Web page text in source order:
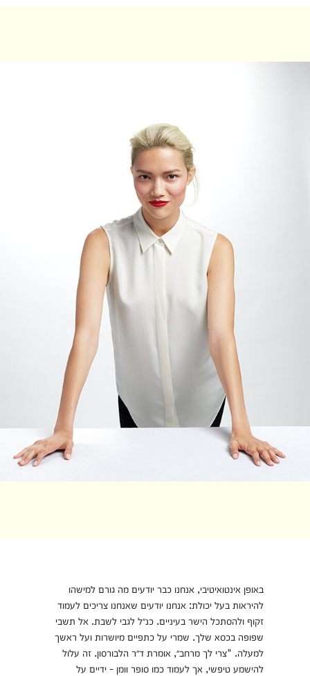
באופן אינטואיטיבי, אנחנו כבר יודעים מה גורם למישהו
להיראות בעל יכולת: אנחנו יודעים שאנחנו צריכים לעמוד
זקוף ולהסתכל הישר בעיניים. כנ״ל לגבי לשבת. אל תשבי
שפופה בכסא שלך. שמרי על כתפיים מיושרות ועל ראשך
למעלה. "צרי לך מרחב״, אומרת ד״ר הלבורסון. זה עלול
להישמע טיפשי, אך לעמוד כמו סופר וומן - ידיים על